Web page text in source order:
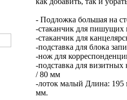
- Подложка большая на
-стаканчик для пишущих
-стаканчик для
-подставка для блока
-нож для
-подставка для
/ 80 мм
-лоток малый Длина:
мм.